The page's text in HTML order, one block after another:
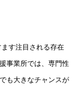
す注目される存在
事業所では、専門性
も大きなチャンスが